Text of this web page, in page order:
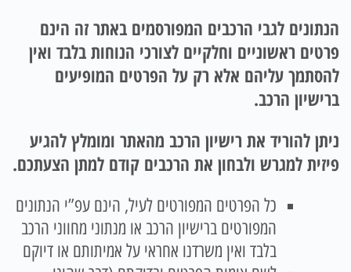
הנתונים לגבי הרכבים המפורסמים באתר זה הינם
פרטים ראשוניים וחלקיים לצורכי הנוחות בלבד ואין
להסתמך עליהם אלא רק על הפרטים המופיעים
ברישיון הרכב.
ניתן להוריד את רישיון הרכב מהאתר ומומלץ להגיע
פיזית למגרש ולבחון את הרכבים קודם למתן הצעתכם.
כל הפרטים המפורטים לעיל, הינם עפ”י הנתונים
המפורטים ברישיון הרכב או מנתוני מחווני הרכב
בלבד ואין משרדנו אחראי על אמיתותם או דיוקם